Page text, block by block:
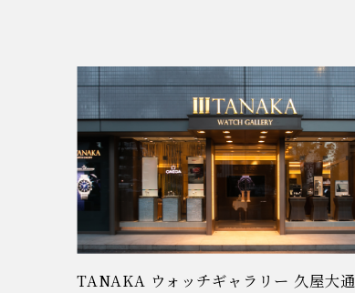
TANAKA ウォッチギャラリー 久屋大通